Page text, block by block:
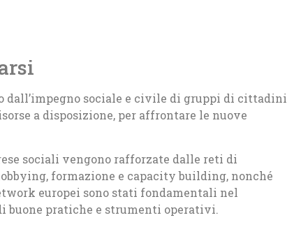
dall’impegno sociale e civile di gruppi di cittadini
a disposizione, per affrontare le nuove
sociali vengono rafforzate dalle reti di
formazione e capacity building, nonché
europei sono stati fondamentali nel
buone pratiche e strumenti operativi.